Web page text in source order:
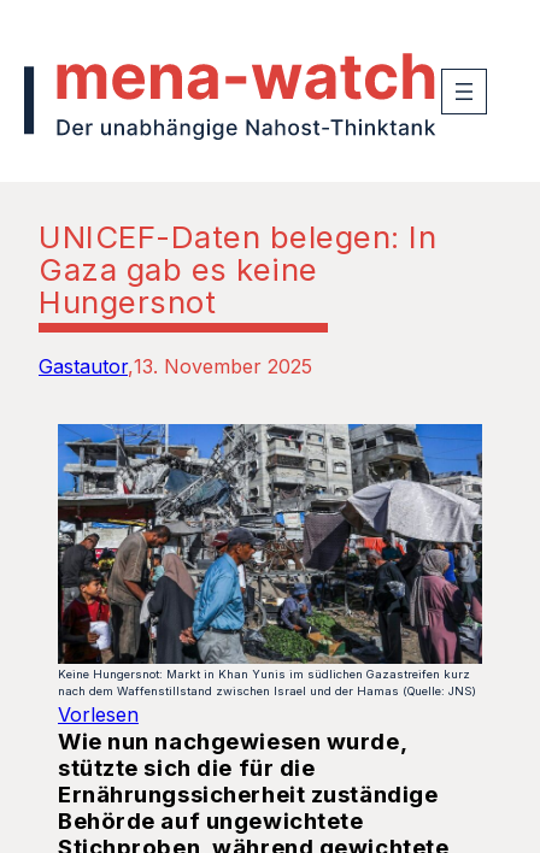
UNICEF-Daten belegen: In
Gaza gab es keine
Hungersnot
Gastautor 13. November 2025
Keine Hungersnot: Markt in Khan Yunis im südlichen Gazastreifen kurz
nach dem Waffenstillstand zwischen Israel und der Hamas (Quelle: JNS)
Vorlesen
Wie nun nachgewiesen wurde,
stützte sich die für die
Ernährungssicherheit zuständige
Behörde auf ungewichtete
Stichproben, während gewichtete